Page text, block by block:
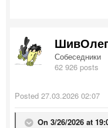
ШивОлег
Собеседники
62 926 posts
Posted 27.03.2026 02:07
On 3/26/2026 at